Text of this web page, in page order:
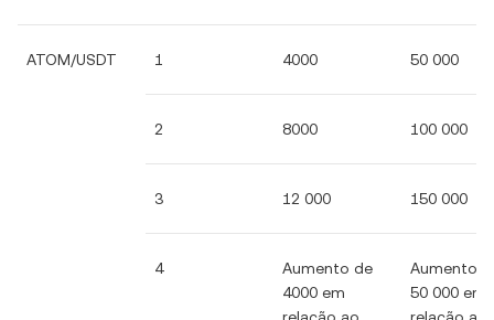
ATOM/USDT 1 4000 50 000
2 8000 100 000
3 12 000 150 000
4
Aumento de
4000 em
Aumento
50 000 em